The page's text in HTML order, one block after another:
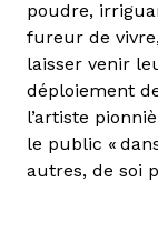
poudre,
fureur de
laisser venir
déploiement
l’artiste
le public «
autres, de soi